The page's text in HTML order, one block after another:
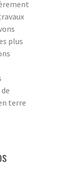
plus
terre